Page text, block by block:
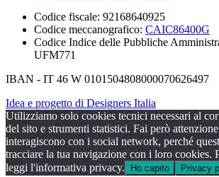
Codice fiscale: 92168640925
Codice meccanografico: CAIC86400G
Codice Indice delle Pubbliche
UFM771
IBAN - IT 46 W 0101504808000070626497
Idea e progetto di Designers Italia
Utilizziamo solo cookies tecnici necessari al
del sito e strumenti statistici. Fai però
interagiscono con i social network, perché
tracciare la tua navigazione con i loro cookies.
leggi l'informativa privacy.
Ho capito Privacy